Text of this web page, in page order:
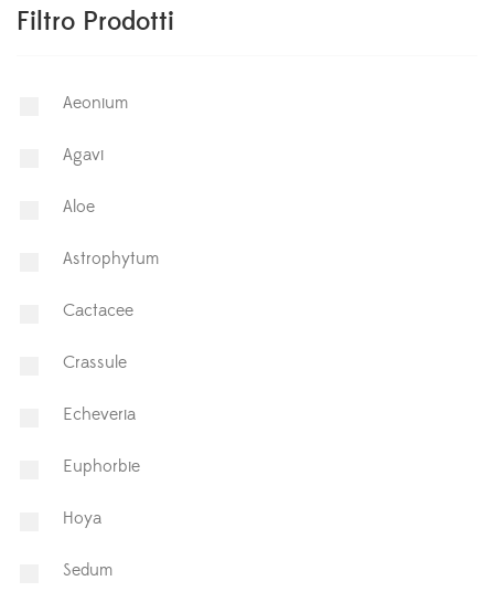
Filtro Prodotti
Aeonium
Agavi
Aloe
Astrophytum
⁠Cactacee
⁠Crassule
Echeveria
Euphorbie
Hoya
⁠Sedum